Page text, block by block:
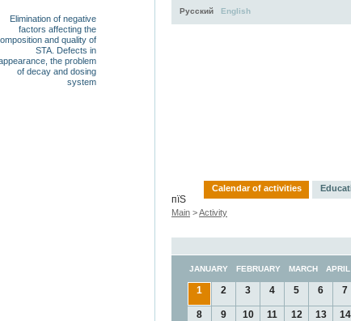
Русский English
Elimination of negative
factors affecting the
and quality of
STA. Defects in
the problem
of decay and dosing
system
пїЅ
Calendar of activities
Main >Activity
JANUARY FEBRUARY MARCH APRIL
1 2 3 4 5 6 7
8 9 10 11 12 13 14